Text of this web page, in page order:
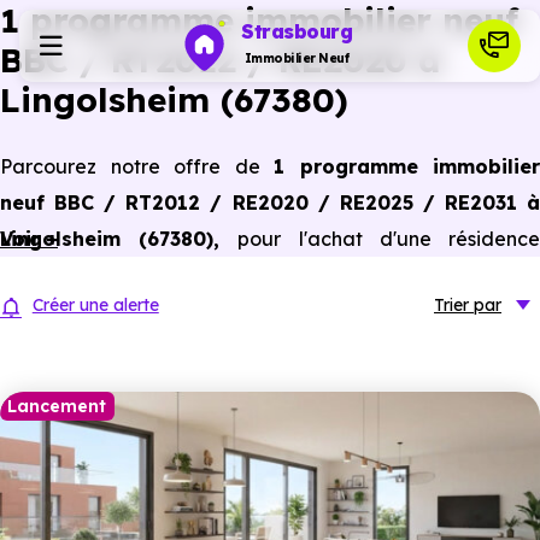
Strasbourg
Immobilier Neuf
Investir
Ressources
Financer
1 programme immobilier neuf
BBC / RT2012 / RE2020 à
Lingolsheim (67380)
Parcourez notre offre de 1 programme immobilier
neuf BBC / RT2012 / RE2020 / RE2025 / RE2031 à
Lingolsheim (67380), pour l'achat d'une résidence
dernières normes de performances énergétiques, pour un
Voir +
Créer une alerte Trier par
Lancement